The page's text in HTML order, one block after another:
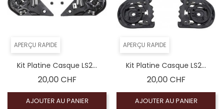
APERÇU RAPIDE
Kit Platine Casque LS2...
20,00 CHFPrix
AJOUTER AU PANIER
APERÇU RAPIDE
Kit Platine Casque LS2...
20,00 CHFPrix
AJOUTER AU PANIER